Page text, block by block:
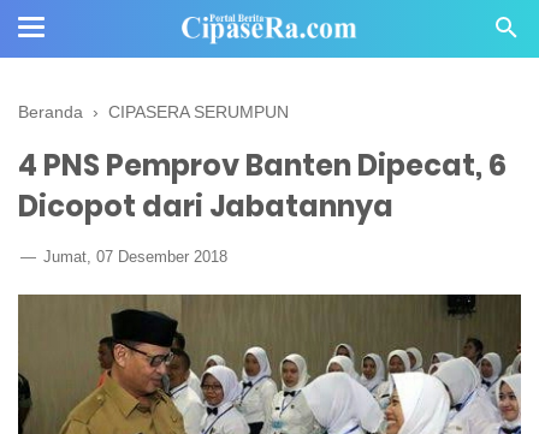
Beranda › CIPASERA SERUMPUN
4 PNS Pemprov Banten Dipecat, 6
Dicopot dari Jabatannya
Jumat, 07 Desember 2018